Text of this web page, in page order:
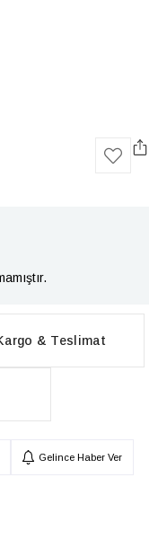
& Teslimat
Gelince Haber Ver